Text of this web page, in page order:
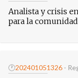
Analista y crisis
para la
🕐202401051326 -